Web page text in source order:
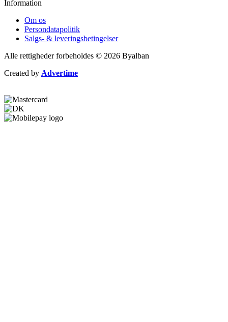
Information
Om os
Persondatapolitik
Salgs- & leveringsbetingelser
Alle rettigheder forbeholdes © 2026 Byalban
Created by Advertime